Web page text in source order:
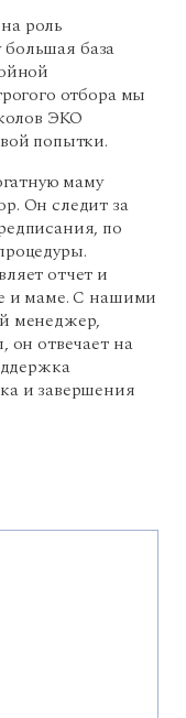
роль
база
отбора мы
ЭКО
попытки.
маму
Он следит за
по
отчет и
и маме. С нашими
менеджер,
он отвечает на
и завершения